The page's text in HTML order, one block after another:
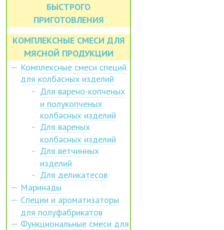
БЫСТРОГО
ПРИГОТОВЛЕНИЯ
КОМПЛЕКСНЫЕ СМЕСИ ДЛЯ
МЯСНОЙ ПРОДУКЦИИ
Комплексные смеси специй
для колбасных изделий
Для варено-копченых
и полукопченых
колбасных изделий
Для вареных
колбасных изделий
Для ветчинных
изделий
Для деликатесов
Маринады
Специи и ароматизаторы
для полуфабрикатов
Функциональные смеси для